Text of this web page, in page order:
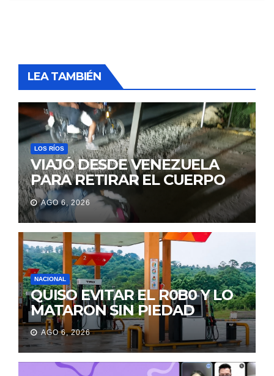
LEA TAMBIÉN
LOS RÍOS
VIAJÓ DESDE VENEZUELA
PARA RETIRAR EL CUERPO
DE SU MARIDO QUE
PERMANECIÓ SEIS DÍAS EN
LA MORGUE
AGO 6, 2026
NACIONAL
QUISO EVITAR EL R0B0 Y LO
MATARON SIN PIEDAD
AGO 6, 2026